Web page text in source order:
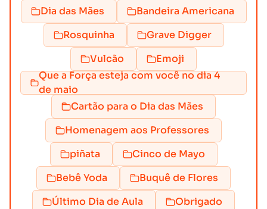
Dia das Mães
Bandeira Americana
Rosquinha
Grave Digger
Vulcão
Emoji
Que a Força esteja com você no dia 4
de maio
Cartão para o Dia das Mães
Homenagem aos Professores
piñata
Cinco de Mayo
Bebê Yoda
Buquê de Flores
Último Dia de Aula
Obrigado